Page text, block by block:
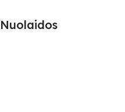
Nuolaidos